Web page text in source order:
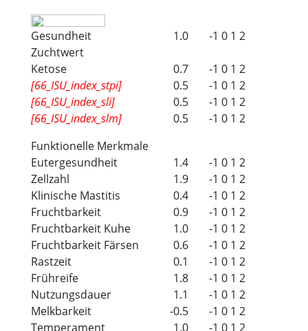
Gesundheit
Zuchtwert
1.0 -1 0 1 2
Ketose 0.7 -1 0 1 2
[66_ISU_index_stpi]
0.5 -1 0 1 2
[66_ISU_index_sli]
0.5 -1 0 1 2
[66_ISU_index_slm]
0.5 -1 0 1 2
Funktionelle Merkmale
Eutergesundheit
1.4 -1 0 1 2
Zellzahl
1.9 -1 0 1 2
Klinische Mastitis
0.4 -1 0 1 2
Fruchtbarkeit
0.9 -1 0 1 2
Fruchtbarkeit Kuhe
1.0 -1 0 1 2
Fruchtbarkeit Färsen
0.6 -1 0 1 2
Rastzeit
0.1 -1 0 1 2
Frühreife
1.8 -1 0 1 2
Nutzungsdauer
1.1 -1 0 1 2
Melkbarkeit
-0.5 -1 0 1 2
Temperament
1.0 -1 0 1 2